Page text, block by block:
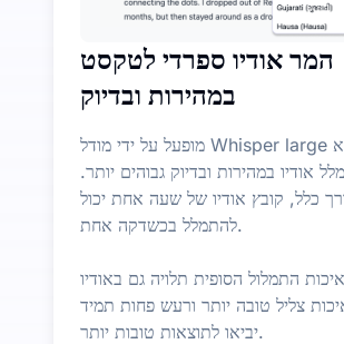
המר אודיו ספרדי לטקסט
במהירות ובדיוק
מופעל על ידי מודל Whisper large מותאם, הוא
אודיו במהירות ובדיוק גבוהים יותר.
כלל, קובץ אודיו של שעה אחת יכול
להתמלל בכשדקה אחת.
התמלול הסופית תלויה גם באודיו
צליל טובה יותר ורעש פחות תמיד
יביאו לתוצאות טובות יותר.